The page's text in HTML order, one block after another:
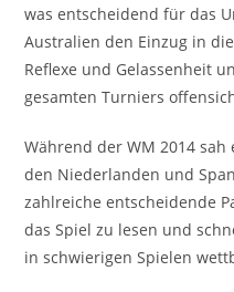
was entscheidend für das
Australien den Einzug in
Reflexe und Gelassenheit
gesamten Turniers
Während der WM 2014
den Niederlanden und
zahlreiche entscheidende
das Spiel zu lesen und
in schwierigen Spielen